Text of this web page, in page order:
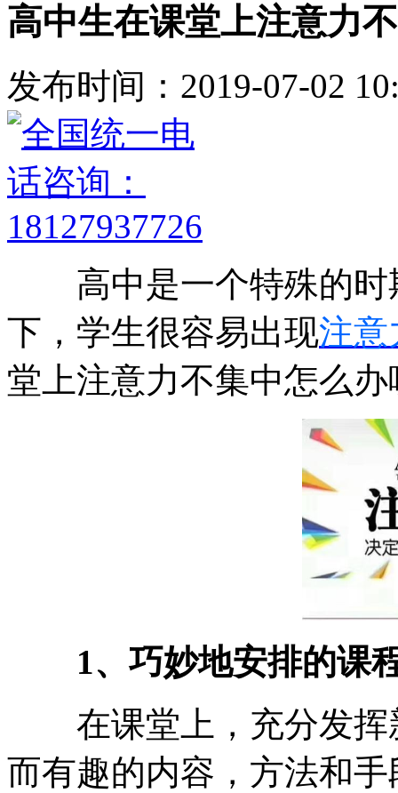
高中生在课堂上注意力
发布时间：2019-07-02
高中是一个特殊的时
下，学生很容易出现注意
堂上注意力不集中怎么
1、巧妙地安排的课
在课堂上，充分发挥
而有趣的内容，方法和